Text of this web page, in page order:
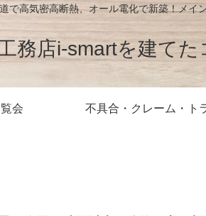
高気密高断熱、オール電化で新築！メ
務店i-smartを建て
会 不具合・クレーム・ト